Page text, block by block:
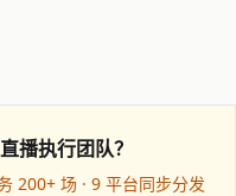
播执行团队？
200+ 场 · 9 平台同步分发